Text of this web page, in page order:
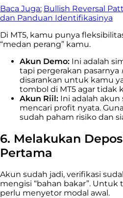
Baca Juga: Bullish Reversal
dan Panduan Identifikasinya
Di MT5, kamu punya
“medan perang” kamu.
Akun Demo: Ini adalah
tapi pergerakan pasarnya
disarankan untuk kamu
tombol di MT5 agar tidak
Akun Riil: Ini adalah
mencari profit nyata.
sudah paham risiko dan
6. Melakukan
Pertama
Akun sudah jadi, verifikasi
mengisi “bahan bakar”.
perlu menyetor modal awal.